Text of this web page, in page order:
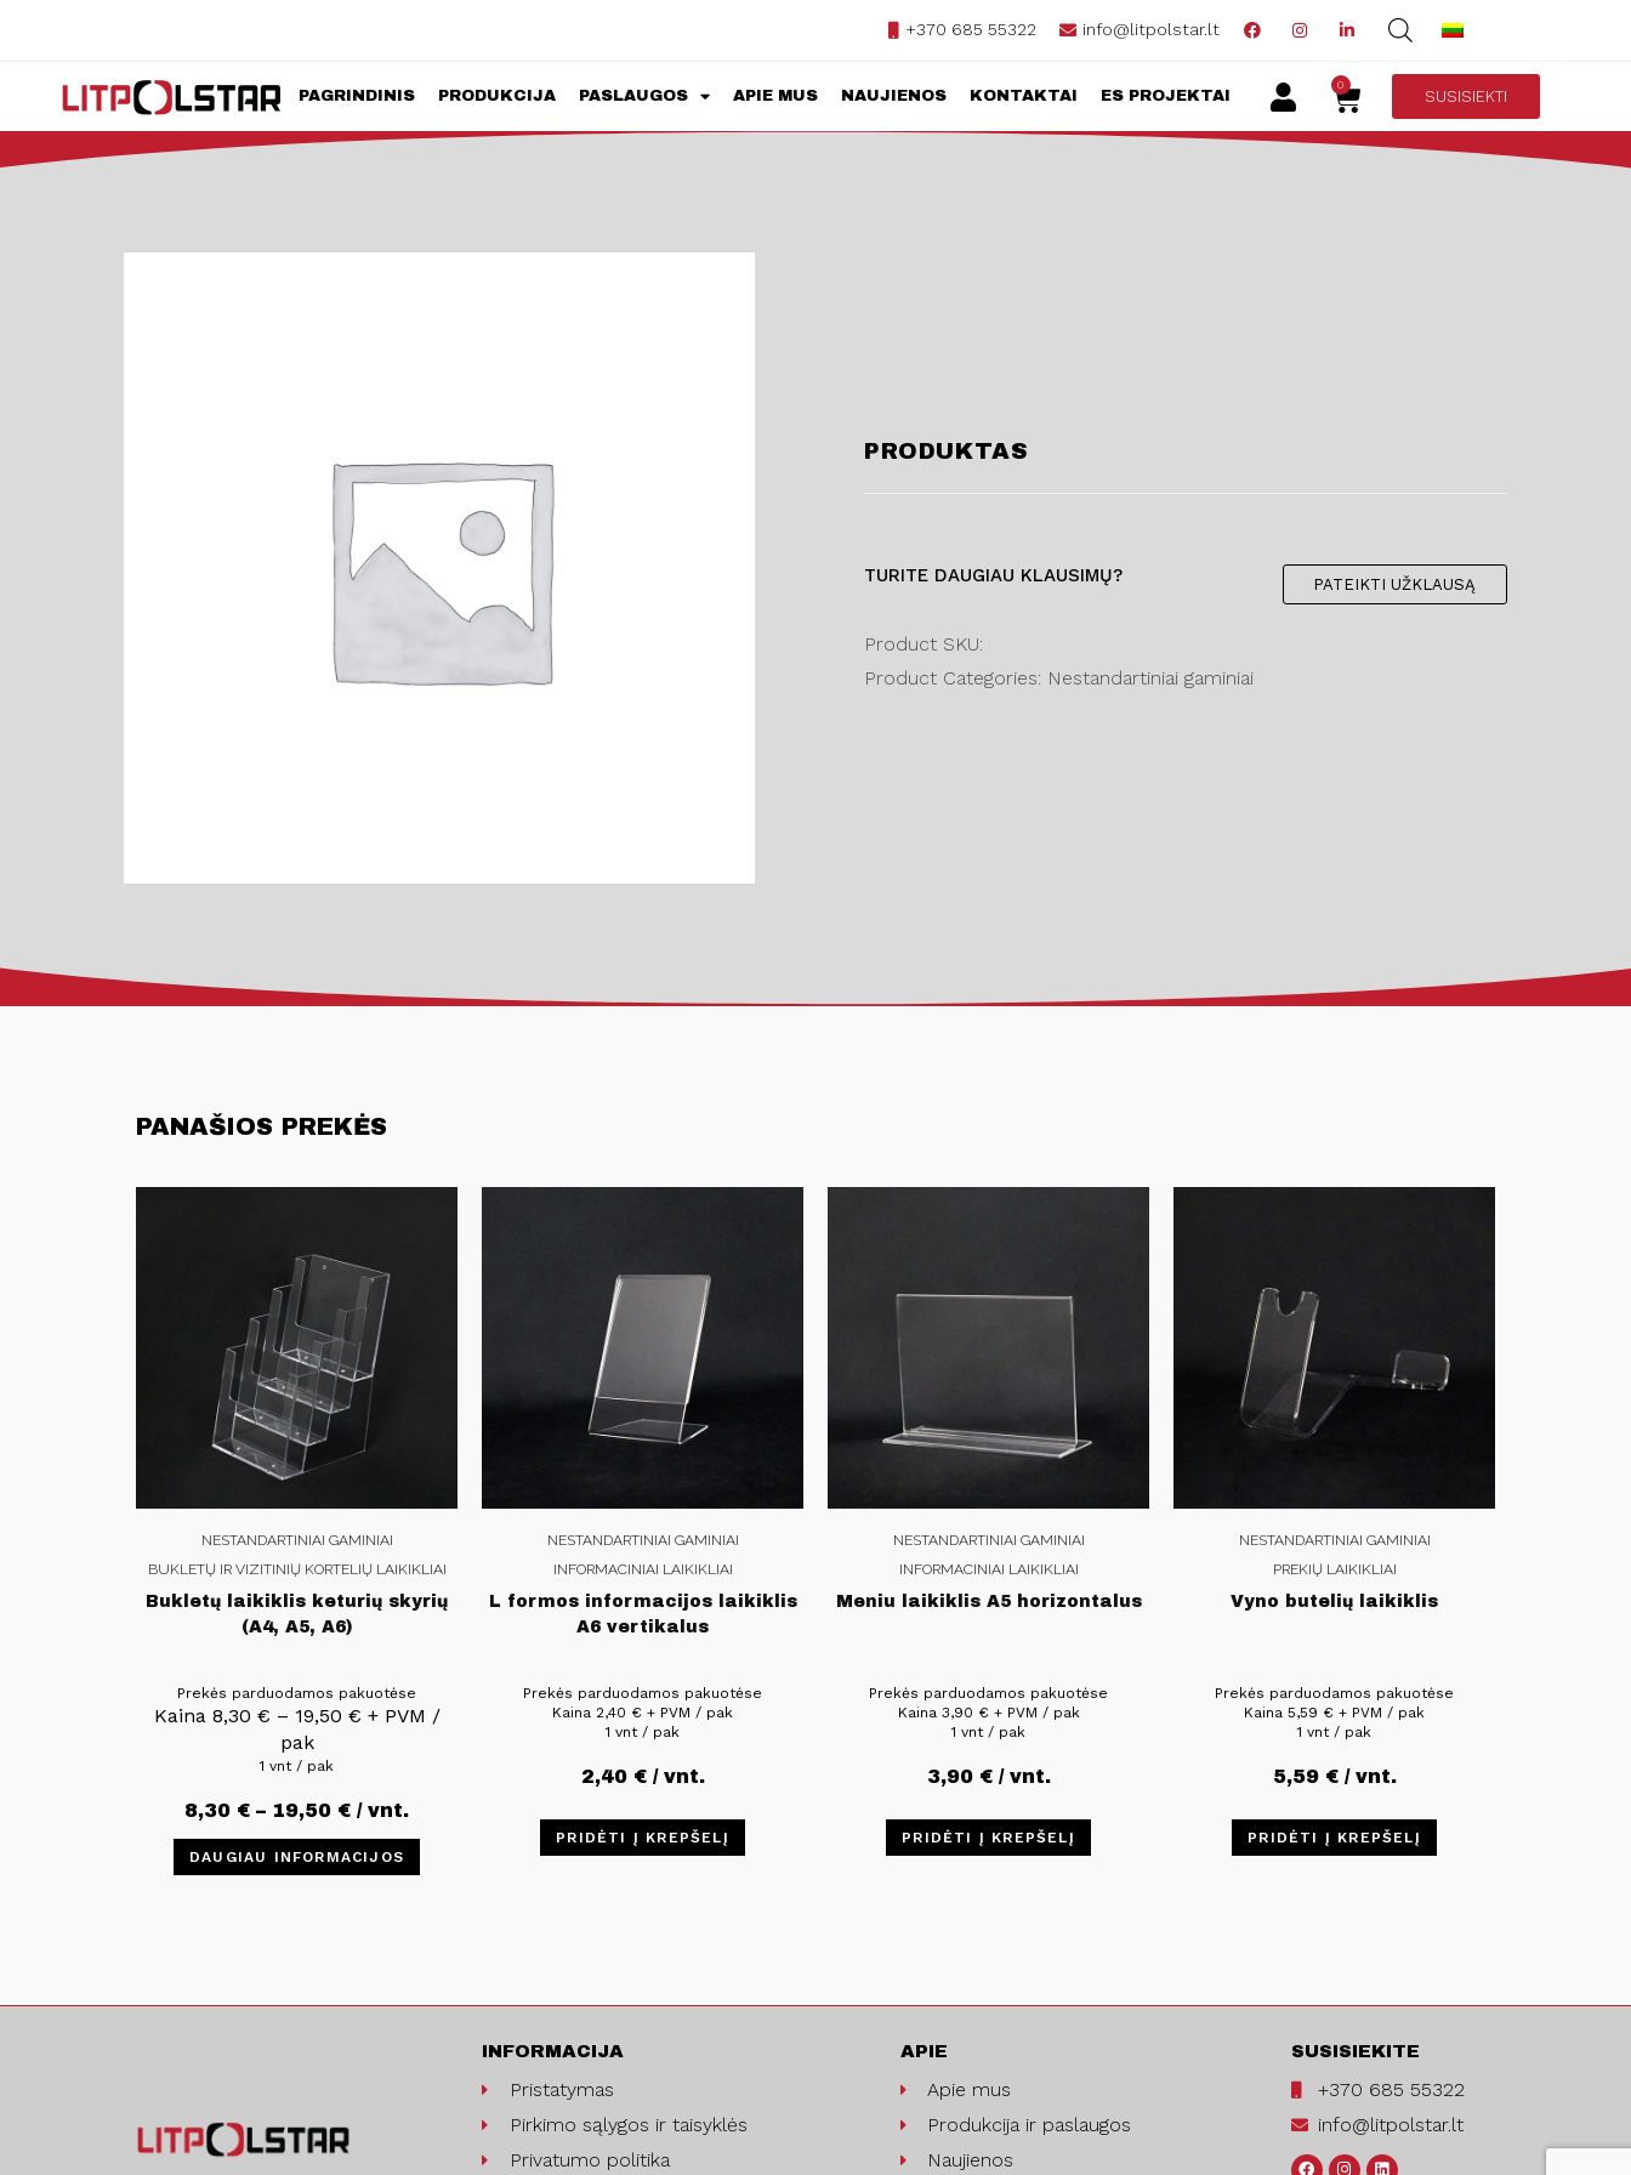
+370 685 55322 info@litpolstar.lt
PAGRINDINIS PRODUKCIJA PASLAUGOS APIE MUS NAUJIENOS KONTAKTAI ES PROJEKTAI
0
SUSISIEKTI
PRODUKTAS
TURITE DAUGIAU KLAUSIMŲ? PATEIKTI UŽKLAUSĄ
Product SKU:
Product Categories: Nestandartiniai gaminiai
PANAŠIOS PREKĖS
NESTANDARTINIAI GAMINIAI
BUKLETŲ IR VIZITINIŲ KORTELIŲ LAIKIKLIAI
Bukletų laikiklis keturių skyrių
(A4, A5, A6)
Prekės parduodamos pakuotėse
Kaina 8,30 € – 19,50 € + PVM /
pak
1 vnt / pak
8,30 € – 19,50 € / vnt.
DAUGIAU INFORMACIJOS
NESTANDARTINIAI GAMINIAI
INFORMACINIAI LAIKIKLIAI
L formos informacijos laikiklis
A6 vertikalus
Prekės parduodamos pakuotėse
Kaina 2,40 € + PVM / pak
1 vnt / pak
2,40 €/ vnt.
PRIDĖTI Į KREPŠELĮ
NESTANDARTINIAI GAMINIAI
INFORMACINIAI LAIKIKLIAI
Meniu laikiklis A5 horizontalus
Prekės parduodamos pakuotėse
Kaina 3,90 €+ PVM / pak
1 vnt / pak
3,90 €/ vnt.
PRIDĖTI Į KREPŠELĮ
NESTANDARTINIAI GAMINIAI
PREKIŲ LAIKIKLIAI
Vyno butelių laikiklis
Prekės parduodamos pakuotėse
Kaina 5,59 € + PVM / pak
1 vnt / pak
5,59 €/ vnt.
PRIDĖTI Į KREPŠELĮ
INFORMACIJA
Pristatymas
Pirkimo sąlygos ir taisyklės
Privatumo politika
APIE
Apie mus
Produkcija ir paslaugos
Naujienos
SUSISIEKITE
+370 685 55322
info@litpolstar.lt